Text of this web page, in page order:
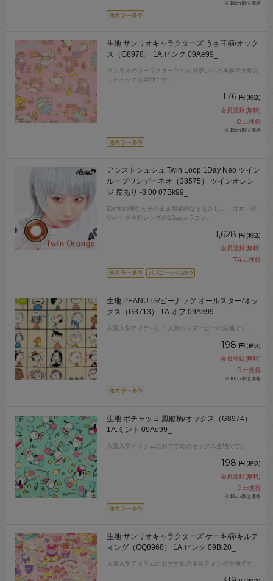
※10cm単位価格
生地 サンリオキャラクターズ うさ耳柄/オック
ス（G8978） 1A.ピンク 09Ae99_
サンリオのキャラクターたちが可愛いうさ耳姿で大集合
したオックス生地です。
176 円 (税込)
会員登録(無料)
8pt獲得
※10cm単位価格
アシストシュシュ Twin Loop 1Day Neo ツイン
ループワンデーネオ（38575） ツインオレン
ジ 度あり -8.00 07Bk99_
2次元の理想をそのまま印象的なまなざしに。目元、華
やか！高発色レンズの1Dayカラコン。
1,628 円 (税込)
会員登録(無料)
74pt獲得
生地 PEANUTS/ピーナッツ オールスター/オッ
クス（G3713） 1A.オフ 09Ae99_
入園入学アイテムに！人気のスヌーピーの生地です。
198 円 (税込)
会員登録(無料)
9pt獲得
※10cm単位価格
生地 ポチャッコ 風船柄/オックス（G8974）
1A.ミント 09Ae99_
入園入学アイテムにおすすめのオックス生地です。
198 円 (税込)
会員登録(無料)
9pt獲得
※10cm単位価格
生地 サンリオキャラクターズ ケーキ柄/キルテ
ィング（GQ8968） 1A.ピンク 09Bi20_
入園入学アイテムにおすすめのキルティング生地です。